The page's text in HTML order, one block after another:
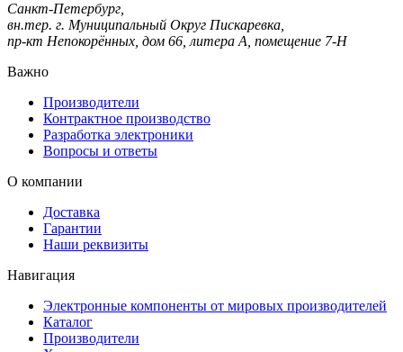
Санкт-Петербург,
вн.тер. г. Муниципальный Округ Пискаревка,
пр-кт Непокорённых, дом 66, литера А, помещение 7-Н
Важно
Производители
Контрактное производство
Разработка электроники
Вопросы и ответы
О компании
Доставка
Гарантии
Наши реквизиты
Навигация
Электронные компоненты от мировых производителей
Каталог
Производители